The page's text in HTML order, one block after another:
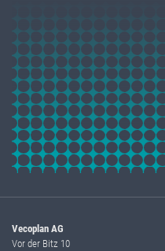
Vecoplan AG
Vor der Bitz 10